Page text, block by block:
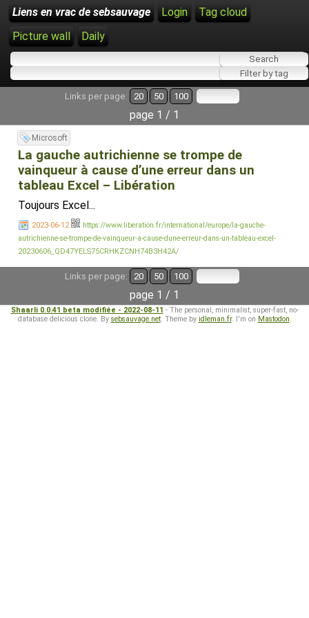
Liens en vrac de sebsauvage Login
Tag cloud
Picture wall
Daily
Links per page: 20 50 100
page 1 / 1
Microsoft
La gauche autrichienne se trompe de
vainqueur à cause d’une erreur dans un
tableau Excel – Libération
Toujours Excel...
2023-06-12
https://www.liberation.fr/international/europe/la-gauche-
autrichienne-se-trompe-de-vainqueur-a-cause-dune-erreur-dans-un-tableau-excel-
20230606_QD47YELS75CRHKZCNH74B3H42A/
Links per page: 20 50 100
page 1 / 1
Shaarli 0.0.41 beta modifiée - 2022-08-11 - The personal, minimalist, super-fast, no-
database delicious clone. By sebsauvage.net. Theme by idleman.fr. I'm on Mastodon.